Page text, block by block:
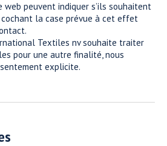
web peuvent indiquer s’ils souhaitent
la case prévue à cet effet
Textiles nv souhaite traiter
pour une autre finalité, nous
explicite.